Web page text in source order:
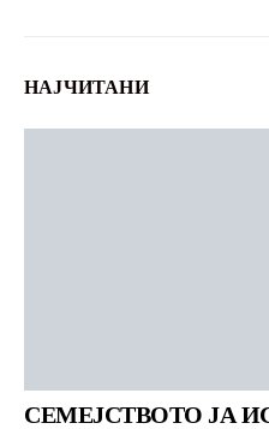
НАЈЧИТАНИ
СЕМЕЈСТВОТО ЈА